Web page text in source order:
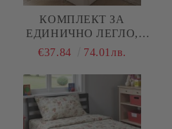
КОМПЛЕКТ ЗА
ЕДИНИЧНО ЛЕГЛО,
СЪРНИЧКИ, 100%
(ПОПЛИН), 3 ЧАСТИ
€37.84 74.01лв.